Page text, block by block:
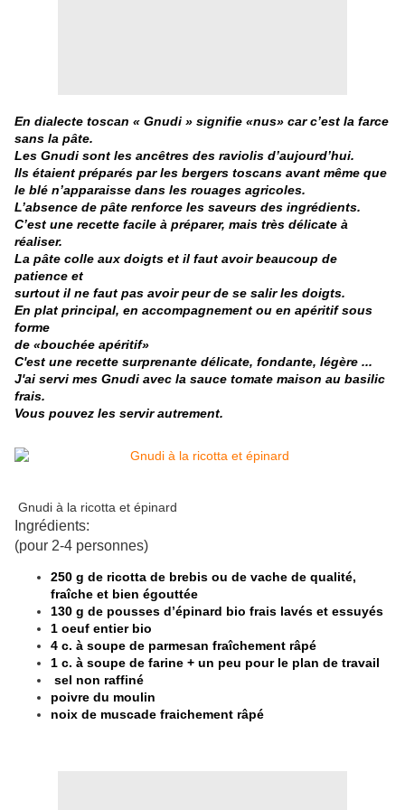
En dialecte toscan « Gnudi » signifie «nus» car c’est la farce
sans la pâte.
Les Gnudi sont les ancêtres des raviolis d’aujourd’hui.
Ils étaient préparés par les bergers toscans avant même que
le blé n’apparaisse dans les rouages agricoles.
L’absence de pâte renforce les saveurs des ingrédients.
C’est une recette facile à préparer, mais très délicate à
réaliser.
La pâte colle aux doigts et il faut avoir beaucoup de
patience et
surtout il ne faut pas avoir peur de se salir les doigts.
En plat principal, en accompagnement ou en apéritif sous
forme
de «bouchée apéritif»
C'est une recette surprenante délicate, fondante, légère ...
J'ai servi mes Gnudi avec la sauce tomate maison au basilic
frais.
Vous pouvez les servir autrement.
Gnudi à la ricotta et épinard
Ingrédients:
(pour 2-4 personnes)
250 g de ricotta de brebis ou de vache de qualité,
fraîche et bien égouttée
130 g de pousses d’épinard bio frais lavés et essuyés
1 oeuf entier bio
4 c. à soupe de parmesan fraîchement râpé
1 c. à soupe de farine + un peu pour le plan de travail
sel non raffiné
poivre du moulin
noix de muscade fraichement râpé